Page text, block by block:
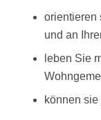
orientieren
und an
leben Sie
können